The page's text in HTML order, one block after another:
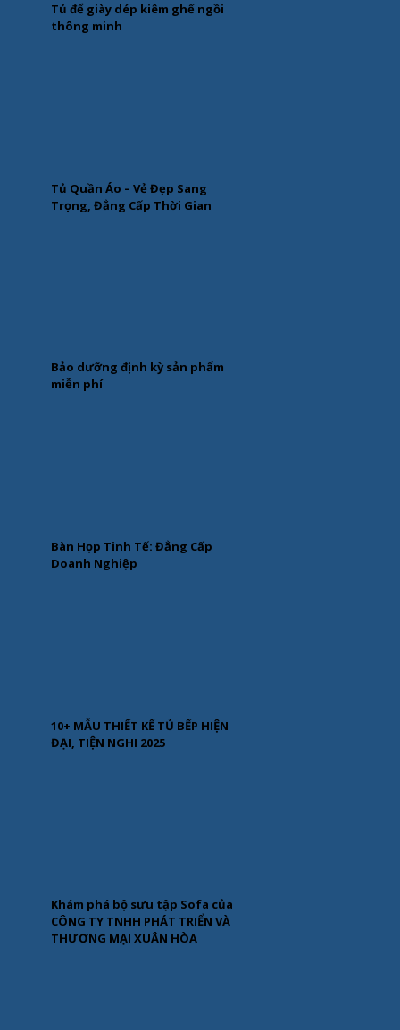
Tủ để giày dép kiêm ghế ngồi
thông minh
Tủ Quần Áo – Vẻ Đẹp Sang
Trọng, Đẳng Cấp Thời Gian
Bảo dưỡng định kỳ sản phẩm
miễn phí
Bàn Họp Tinh Tế: Đẳng Cấp
Doanh Nghiệp
10+ MẪU THIẾT KẾ TỦ BẾP HIỆN
ĐẠI, TIỆN NGHI 2025
Khám phá bộ sưu tập Sofa của
CÔNG TY TNHH PHÁT TRIỂN VÀ
THƯƠNG MẠI XUÂN HÒA